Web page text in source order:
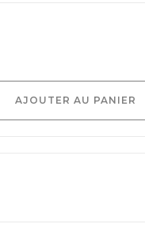
AJOUTER AU PANIER